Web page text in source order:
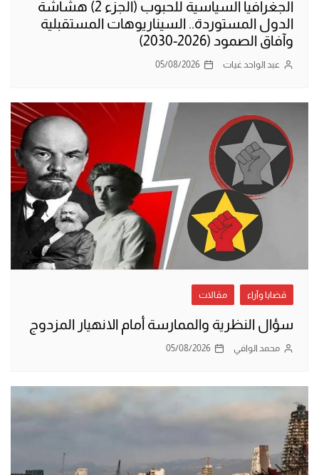
الجغرافيا السياسية للحبوب (الجزء 2) هشاشة
الدول المستوردة.. السيناريوهات المستقبلية
وآفاق الصمود (2026-2030)
عبد الواحد غيات 05/08/2026
قضايا وآراء مقالات
سؤال النظرية والممارسة أمام الانهيار المزدوج
محمد الوافي 05/08/2026